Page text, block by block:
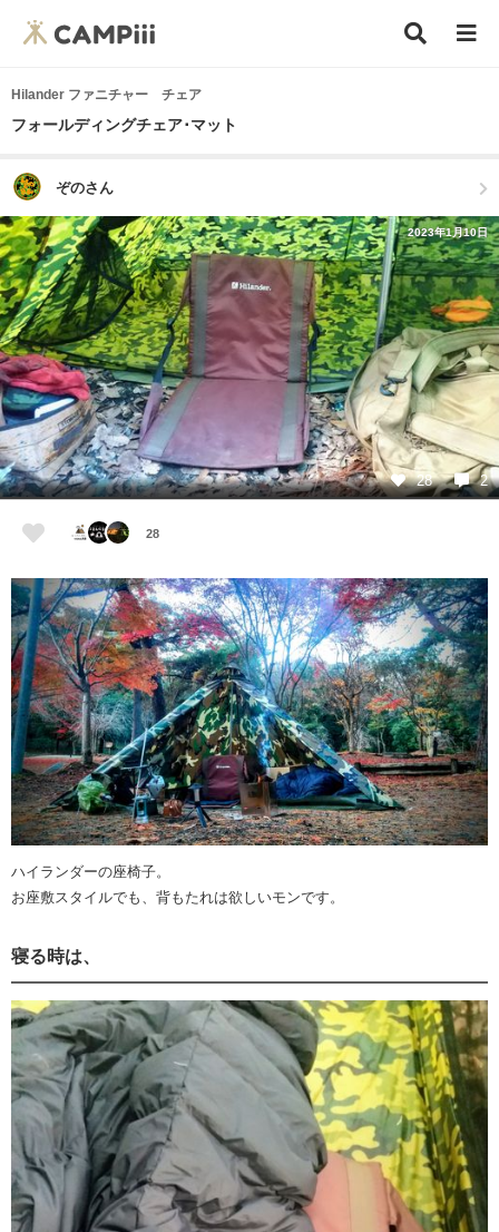
Hilander ファニチャー チェア
フォールディングチェア･マット
ぞのさん
2023年1月10日
28 2
28
ハイランダーの座椅子。
お座敷スタイルでも、背もたれは欲しいモンです。
寝る時は、